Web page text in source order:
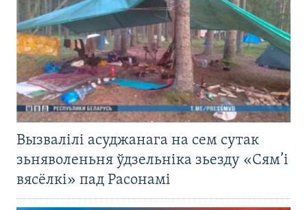
Вызвалілі асуджанага на сем сутак
зьняволеньня ўдзельніка зьезду «Сям’і
вясёлкі» пад Расонамі